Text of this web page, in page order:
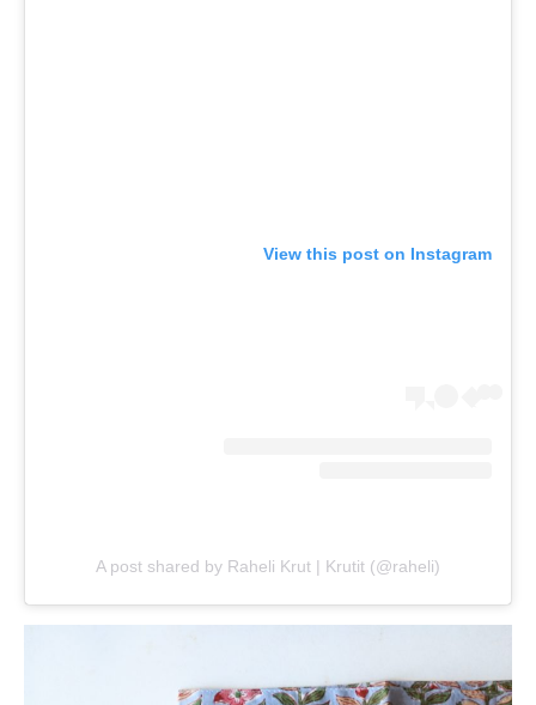
View this post on Instagram
A post shared by Raheli Krut | Krutit (@raheli)